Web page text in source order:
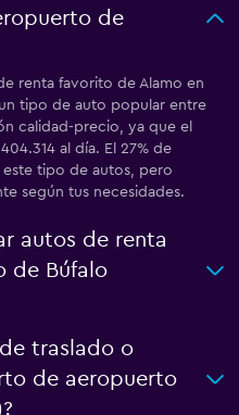
de
renta favorito de Alamo en
tipo de auto popular entre
calidad-precio, ya que el
al día. El 27% de
tipo de autos, pero
según tus necesidades.
autos de renta
de Búfalo
traslado o
de aeropuerto